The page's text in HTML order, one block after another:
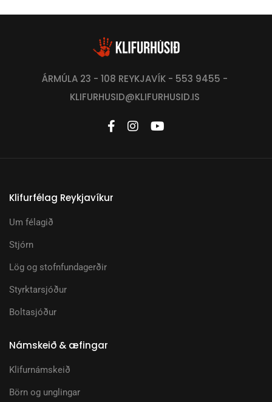
ÁRMÚLA 23 - 108 REYKJAVÍK - 553 9455 -
KLIFURHUSID@KLIFURHUSID.IS
Klifurfélag Reykjavíkur
Um félagið
Stjórn
Lög og stofnfundagerðir
Styrktarsjóður
Boltasjóður
Námskeið & æfingar
Klifurnámskeið
Börn og unglingar